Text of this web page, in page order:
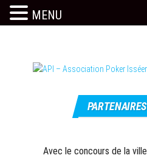
Avec le concours de la
MENU